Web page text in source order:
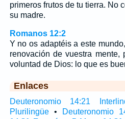
primeros frutos de tu tierra. No
su madre.
Romanos 12:2
Y no os adaptéis a este
renovación de vuestra
voluntad de Dios: lo que es
Enlaces
Deuteronomio 14:21
Plurilingüe• Deuteronomio